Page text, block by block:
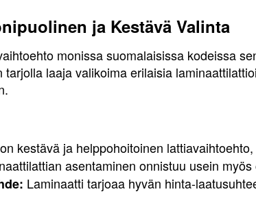
ja Kestävä Valinta
monissa suomalaisissa kodeissa
laaja valikoima erilaisia
kestävä ja helppohoitoinen
asentaminen onnistuu usein
Laminaatti tarjoaa hyvän hinta-